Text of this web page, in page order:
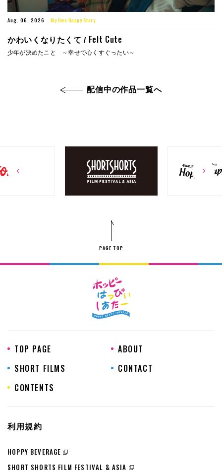
Aug. 06, 2026 My Own Happy Story
かわいくなりたくて / Felt Cute
少年が決めたこと ～幸せで心くすぐったい～
配信中の作品一覧へ
PAGE TOP
TOP PAGE
SHORT FILMS
CONTENTS
ABOUT
CONTACT
利用規約
HOPPY BEVERAGE
SHORT SHORTS FILM FESTIVAL & ASIA